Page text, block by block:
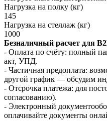
Нагрузка на полку (кг)
145
Нагрузка на стеллаж (кг)
1000
Безналичный расчет для
- Оплата по счёту: полный
акт, УПД.
- Частичная предоплата:
другой график — обсудим
- Отсрочка платежа: для
согласованию).
- Электронный
оплачивайте документы